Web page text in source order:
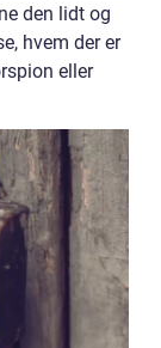
den lidt og
hvem der er
eller